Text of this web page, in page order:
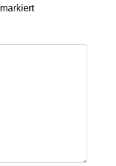
markiert